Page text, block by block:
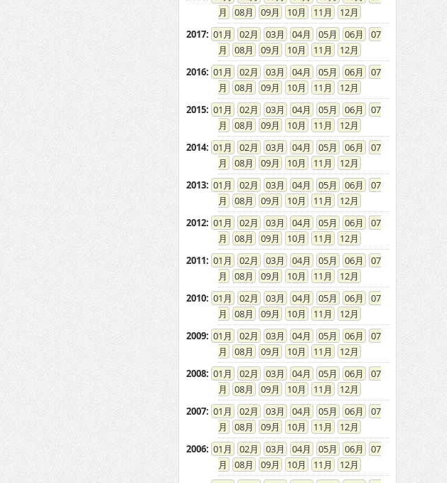
08
09 10 11
12
2017: 01 02 03 04 05 06
07
08
09 10 11
12
2016: 01 02 03 04 05 06
07
08
09 10 11
12
2015: 01 02 03 04 05 06
07
08
09 10 11
12
2014: 01 02 03 04 05 06
07
08
09 10 11
12
2013: 01 02 03 04 05 06
07
08
09 10 11
12
2012: 01 02 03 04 05 06
07
08
09 10 11
12
2011: 01 02 03 04 05 06
07
08
09 10 11
12
2010: 01 02 03 04 05 06
07
08
09 10 11
12
2009: 01 02 03 04 05 06
07
08
09 10 11
12
2008: 01 02 03 04 05 06
07
08
09 10 11
12
2007: 01 02 03 04 05 06
07
08
09 10 11
12
2006: 01 02 03 04 05 06
07
08
09 10 11
12